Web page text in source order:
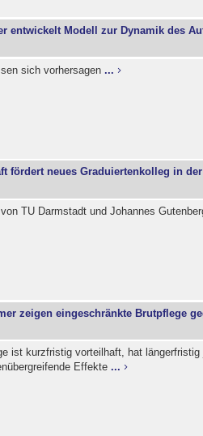
entwickelt Modell zur Dynamik des
sich vorhersagen...
fördert neues Graduiertenkolleg in
TU Darmstadt und Johannes
zeigen eingeschränkte Brutpflege
ist kurzfristig vorteilhaft, hat längerfristig
Effekte...